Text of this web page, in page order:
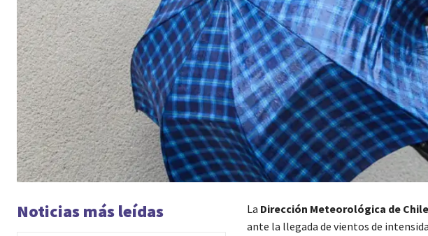
Noticias más leídas La Dirección Meteorológica de Chile
ante la llegada de vientos de